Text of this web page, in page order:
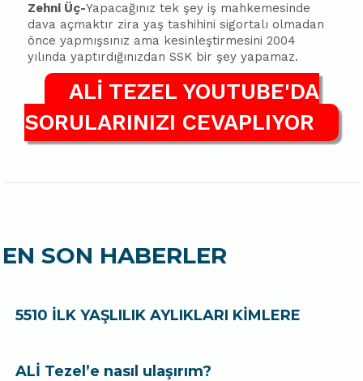
Zehni Üç-Yapacağınız tek şey iş mahkemesinde
dava açmaktır zira yaş tashihini sigortalı olmadan
önce yapmışsınız ama kesinleştirmesini 2004
yılında yaptırdığınızdan SSK bir şey yapamaz.
ALİ TEZEL YOUTUBE'DA
SORULARINIZI CEVAPLIYOR
EN SON HABERLER
5510 İLK YAŞLILIK AYLIKLARI KİMLERE
ALİ Tezel’e nasıl ulaşırım?